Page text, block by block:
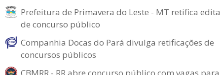
Prefeitura de Primavera do Leste - MT retifica
de concurso público
Companhia Docas do Pará divulga retificações de
concursos públicos
CBMRR - RR abre concurso público com vagas para